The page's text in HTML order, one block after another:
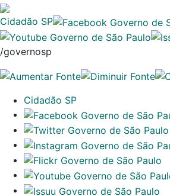
Cidadão SP
/governosp
Cidadão SP